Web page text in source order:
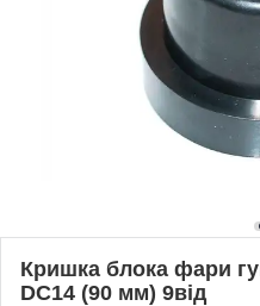
Кришка блока фари
DC14 (90 мм) 9від